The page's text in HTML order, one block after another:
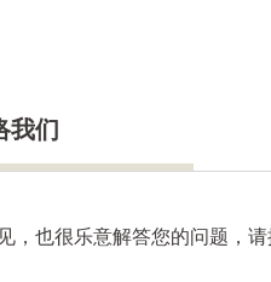
我们
，也很乐意解答您的问题，